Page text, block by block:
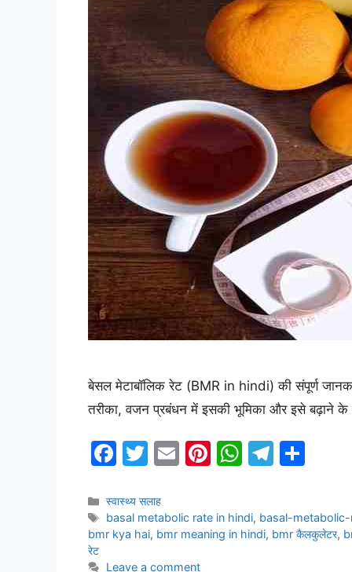
बेसल मेटाबॉलिक रेट (BMR in hindi) की संपूर्ण
तरीका, वजन प्रबंधन में इसकी भूमिका और इसे बढ़ाने के
F
c
e
T
itt
er
E
l
Pi
e
W
s
T
gr e
Categories
स्वास्थ्य सलाह
Tags
basal metabolic rate in hindi, basal-
bmr kya hai, bmr meaning in hindi, bmr कैलकुलेटर,
रेट
Leave a comment